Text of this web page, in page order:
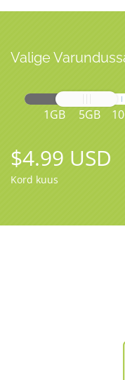
Valige
1GB 5GB
$4.99 USD
Kord kuus